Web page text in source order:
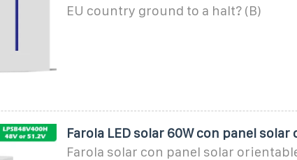
EU country ground to a halt? (B)
Farola LED solar 60W con panel
Farola solar con panel solar